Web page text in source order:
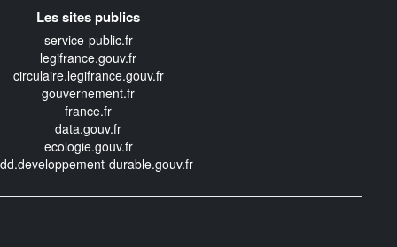
Les sites publics
service-public.fr
legifrance.gouv.fr
circulaire.legifrance.gouv.fr
gouvernement.fr
france.fr
data.gouv.fr
ecologie.gouv.fr
durable.gouv.fr